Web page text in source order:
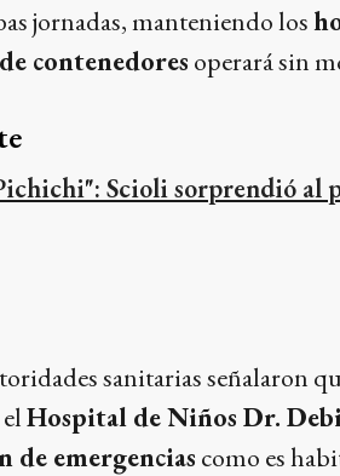
jornadas, manteniendo los
contenedores operará sin
Scioli sorprendió al
sanitarias señalaron
Hospital de Niños Dr.
de emergencias como es